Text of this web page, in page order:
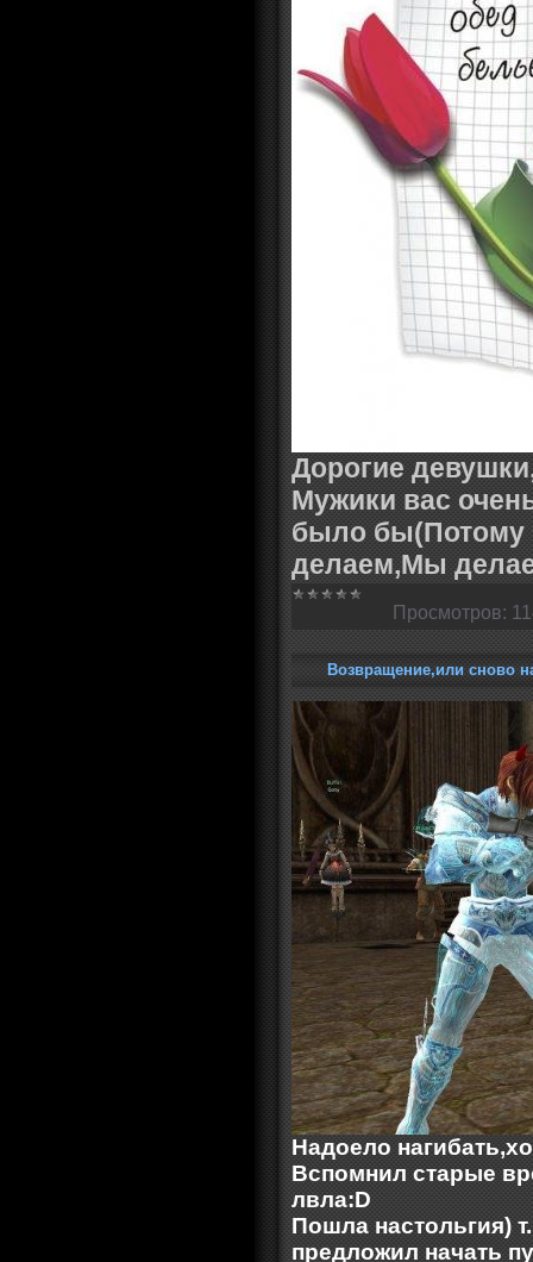
Дорогие
Мужики вас
было бы(Потому
делаем,Мы
Просмотров:
Возвращение,или сново
Надоело
Вспомнил старые
лвла:D
Пошла настольгия)
предложил начать